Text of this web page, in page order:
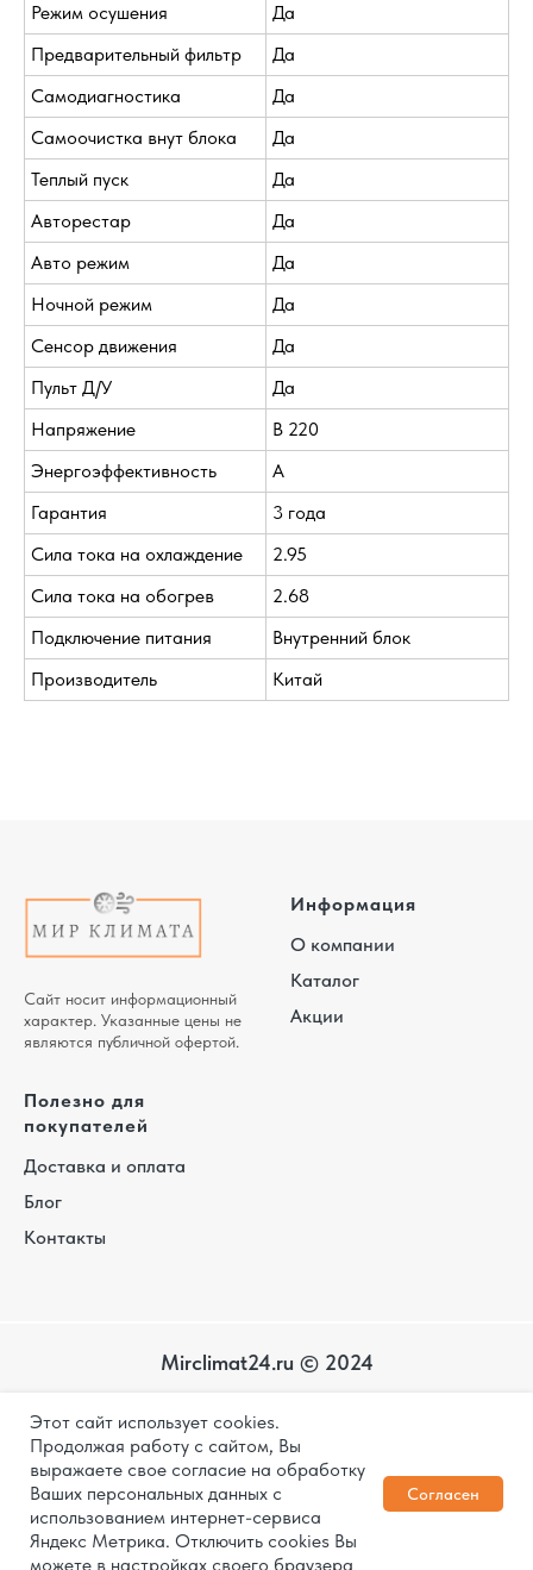
Этот сайт использует cookies.
Продолжая работу с сайтом, Вы
выражаете свое согласие на обработку
Ваших персональных данных с
использованием интернет-сервиса
Яндекс Метрика. Отключить cookies Вы
можете в настройках своего браузера
Согласен
Режим осушения
Да
Предварительный фильтр
Да
Самодиагностика
Да
Самоочистка внут блока
Да
Теплый пуск
Да
Авторестар
Да
Авто режим
Да
Ночной режим
Да
Сенсор движения
Да
Пульт Д/У
Да
Напряжение
В 220
Энергоэффективность
A
Гарантия
3 года
Сила тока на охлаждение
2.95
Сила тока на обогрев
2.68
Подключение питания
Внутренний блок
Производитель
Китай
Сайт носит информационный
характер. Указанные цены не
являются публичной офертой.
Информация
О компании
Каталог
Акции
Полезно для
покупателей
Доставка и оплата
Блог
Контакты
Mirclimat24.ru © 2024
сайта
Политика конфиденциальности
Дизайн и разработка
1